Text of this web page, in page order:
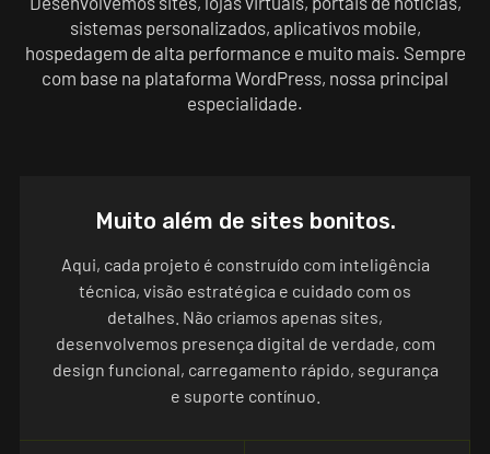
sistemas personalizados, aplicativos mobile,
hospedagem de alta performance e muito mais. Sempre
com base na plataforma WordPress, nossa principal
especialidade.
Muito além de sites bonitos.
Aqui, cada projeto é construído com inteligência
técnica, visão estratégica e cuidado com os
detalhes. Não criamos apenas sites,
desenvolvemos presença digital de verdade, com
design funcional, carregamento rápido, segurança
e suporte contínuo.